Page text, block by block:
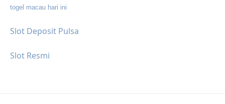
togel macau hari ini
Slot Deposit Pulsa
Slot Resmi